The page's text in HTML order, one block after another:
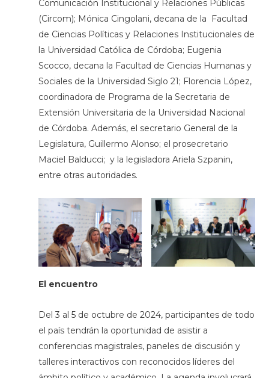
Comunicación Institucional y Relaciones Públicas
(Circom); Mónica Cingolani, decana de la Facultad
de Ciencias Políticas y Relaciones Institucionales de
la Universidad Católica de Córdoba; Eugenia
Scocco, decana la Facultad de Ciencias Humanas y
Sociales de la Universidad Siglo 21; Florencia López,
coordinadora de Programa de la Secretaria de
Extensión Universitaria de la Universidad Nacional
de Córdoba. Además, el secretario General de la
Legislatura, Guillermo Alonso; el prosecretario
Maciel Balducci; y la legisladora Ariela Szpanin,
entre otras autoridades.
El encuentro
Del 3 al 5 de octubre de 2024, participantes de todo
el país tendrán la oportunidad de asistir a
conferencias magistrales, paneles de discusión y
talleres interactivos con reconocidos líderes del